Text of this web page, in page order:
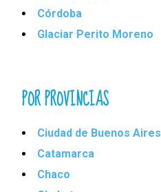
Córdoba
Glaciar Perito Moreno
POR PROVINCIAS
Ciudad de Buenos Aires
Catamarca
Chaco